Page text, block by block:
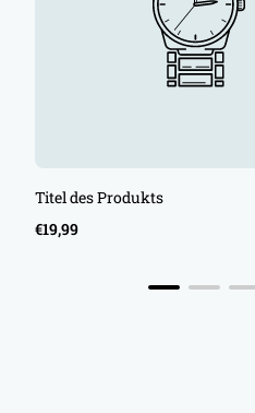
Titel des Produkts
Regulärer
Preis
€19,99